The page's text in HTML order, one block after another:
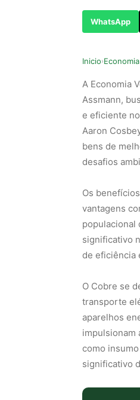
WhatsApp
Inicio›Economia
A Economia
Assmann,
e eficiente
Aaron
bens de
desafios
Os
vantagens
populacional
significativo
de eficiência
O Cobre se
transporte
aparelhos
impulsionam
como
significativo